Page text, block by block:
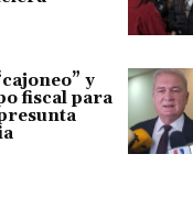
y
fiscal para